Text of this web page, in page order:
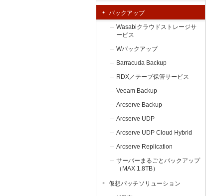
バックアップ
Wasabiクラウドストレージサ
ービス
Wバックアップ
Barracuda Backup
RDX／テープ保管サービス
Veeam Backup
Arcserve Backup
Arcserve UDP
Arcserve UDP Cloud Hybrid
Arcserve Replication
サーバーまるごとバックアップ
（MAX 1.8TB）
仮想パッチソリューション